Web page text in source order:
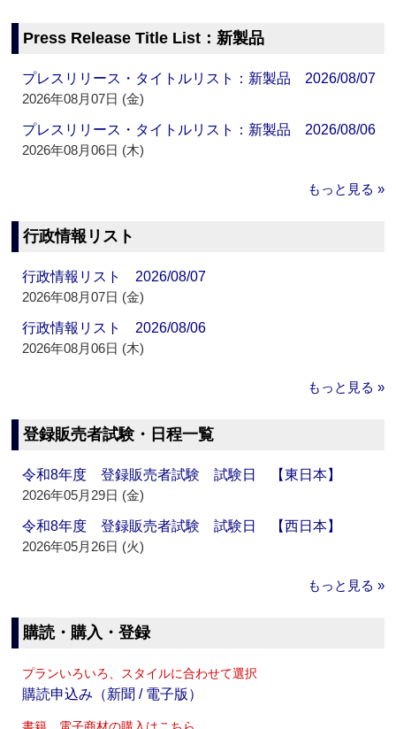
Press Release Title List：新製品
プレスリリース・タイトルリスト：新製品 2026/08/07
2026年08月07日 (金)
プレスリリース・タイトルリスト：新製品 2026/08/06
2026年08月06日 (木)
もっと見る »
行政情報リスト
行政情報リスト 2026/08/07
2026年08月07日 (金)
行政情報リスト 2026/08/06
2026年08月06日 (木)
もっと見る »
登録販売者試験・日程一覧
令和8年度 登録販売者試験 試験日 【東日本】
2026年05月29日 (金)
令和8年度 登録販売者試験 試験日 【西日本】
2026年05月26日 (火)
もっと見る »
購読・購入・登録
プランいろいろ、スタイルに合わせて選択
購読申込み（新聞 / 電子版）